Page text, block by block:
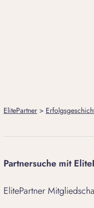
ElitePartner >
Partnersuche mit
ElitePartner